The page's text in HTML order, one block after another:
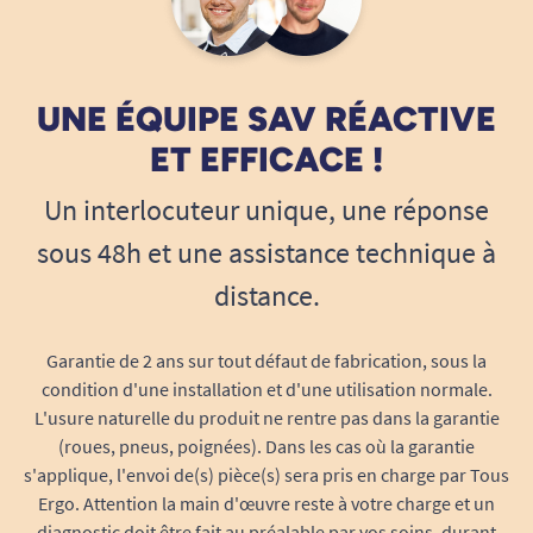
permet d’enlever résidus ou éclaboussures.
Un rembourrage dense qui allie fermeté et
limite le risque de sensation de gêne,
même lors d’une assise prolongée.
Sa structure pleine évite l’infiltration d’eau et
limite le développement de bactéries ou de
moisissures, pour une assise toujours propre et
saine, parfaitement adaptée à une utilisation
intensive en collectivité ou à domicile.
Respectant la ligne élégante et fonctionnelle du
fauteuil roulant Wheelable, l’assise pleine se fait
discrète à l’œil mais transforme la sensation de
confort. Elle épouse la forme de l’assise pour
éviter toute surépaisseur gênante tout en
UNE ÉQUIPE SAV RÉACTIVE
ET EFFICACE !
Un interlocuteur unique, une réponse
sous 48h et une assistance technique à
distance.
Garantie de 2 ans sur tout défaut de fabrication, sous la
condition d'une installation et d'une utilisation normale.
L'usure naturelle du produit ne rentre pas dans la garantie
(roues, pneus, poignées). Dans les cas où la garantie
s'applique, l'envoi de(s) pièce(s) sera pris en charge par Tous
Ergo. Attention la main d'œuvre reste à votre charge et un